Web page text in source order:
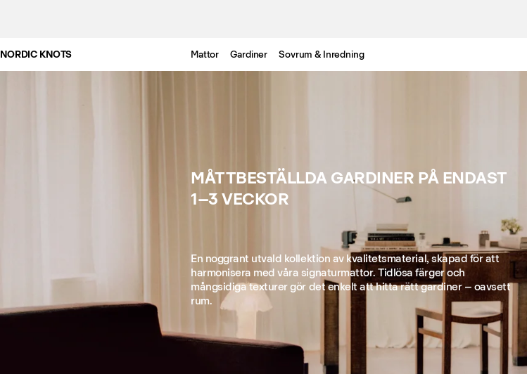
NORDIC KNOTS Mattor Gardiner Sovrum & Inredning
MÅTTBESTÄLLDA GARDINER PÅ ENDAST
1–3 VECKOR
En noggrant utvald kollektion av kvalitetsmaterial, skapad för att
harmonisera med våra signaturmattor. Tidlösa färger och
mångsidiga texturer gör det enkelt att hitta rätt gardiner – oavsett
rum.